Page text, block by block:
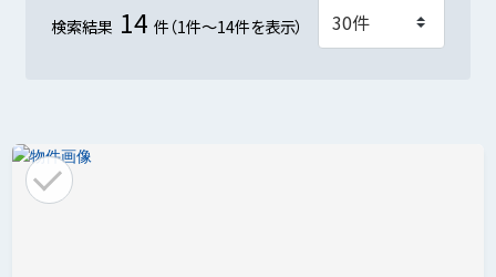
検索結果 14 件（1件～14件を表示）